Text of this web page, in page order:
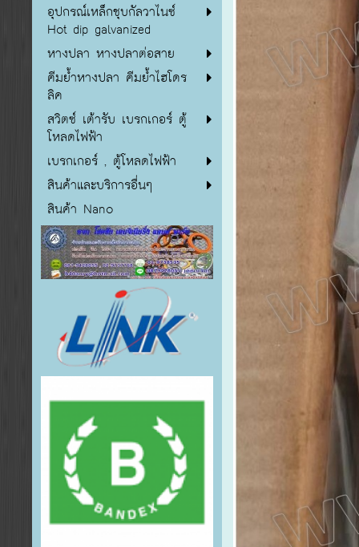
อุปกรณ์เหล็กชุบกัลวาไนซ์
Hot dip galvanized
หางปลา หางปลาต่อสาย
คีมย้ำหางปลา คีมย้ำไฮโดร
ลิค
สวิตซ์ เต้ารับ เบรกเกอร์ ตู้
โหลดไฟฟ้า
เบรกเกอร์ , ตู้โหลดไฟฟ้า
สินค้าและบริการอื่นๆ
สินค้า Nano